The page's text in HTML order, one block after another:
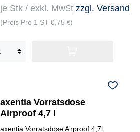
je Stk / exkl. MwStzzgl. Versand
(Preis Pro 1 ST 0,75 €)
axentia Vorratsdose
Airproof 4,7 l
axentia Vorratsdose Airproof 4,7l